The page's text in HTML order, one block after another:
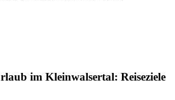
im Kleinwalsertal: Reiseziele